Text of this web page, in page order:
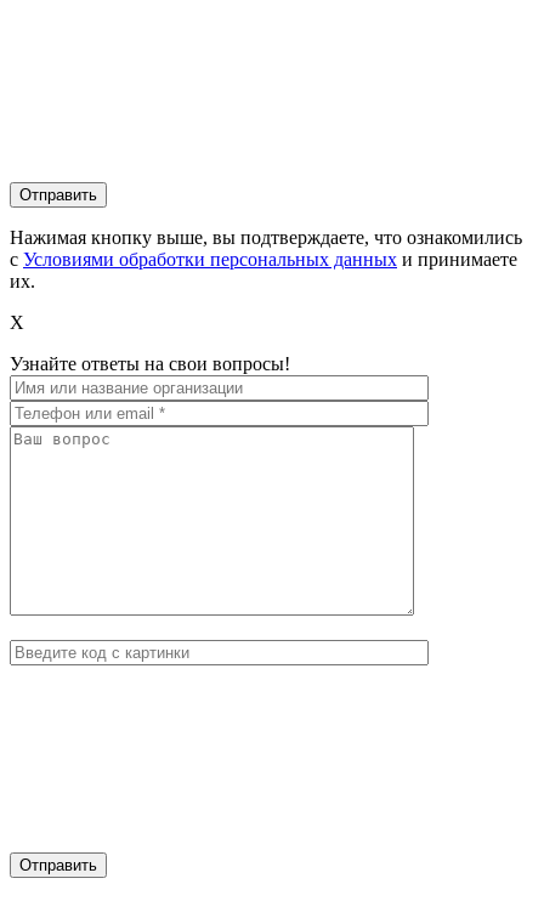
Нажимая кнопку выше, вы подтверждаете, что ознакомились
с Условиями обработки персональных данных и принимаете
их.
X
Узнайте ответы на свои вопросы!